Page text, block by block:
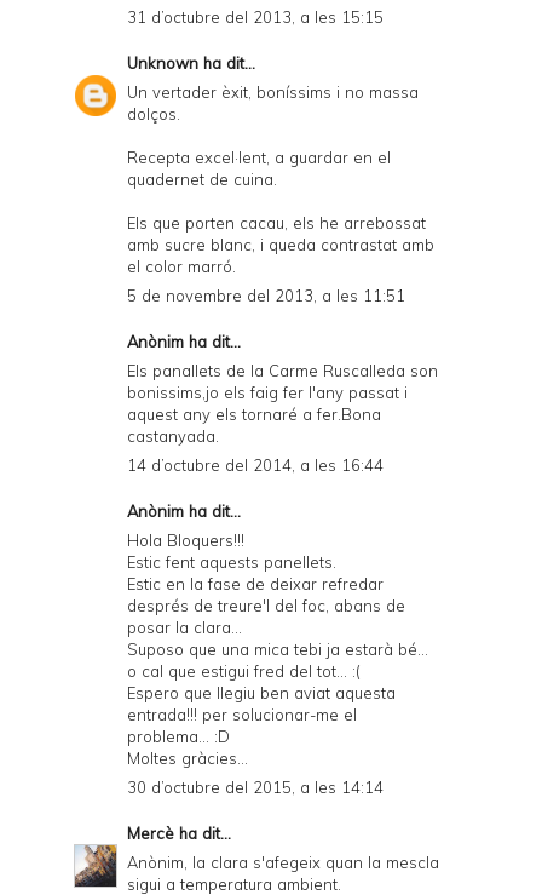
31 d’octubre del 2013, a les 15:15
Unknown ha dit...
Un vertader èxit, boníssims i no massa
dolços.
Recepta excel·lent, a guardar en el
quadernet de cuina.
Els que porten cacau, els he arrebossat
amb sucre blanc, i queda contrastat amb
el color marró.
5 de novembre del 2013, a les 11:51
Anònim ha dit...
Els panallets de la Carme Ruscalleda son
bonissims,jo els faig fer l'any passat i
aquest any els tornaré a fer.Bona
castanyada.
14 d’octubre del 2014, a les 16:44
Anònim ha dit...
Hola Bloquers!!!
Estic fent aquests panellets.
Estic en la fase de deixar refredar
després de treure'l del foc, abans de
posar la clara...
Suposo que una mica tebi ja estarà bé...
o cal que estigui fred del tot... :(
Espero que llegiu ben aviat aquesta
entrada!!! per solucionar-me el
problema... :D
Moltes gràcies...
30 d’octubre del 2015, a les 14:14
Mercè ha dit...
Anònim, la clara s'afegeix quan la mescla
sigui a temperatura ambient.